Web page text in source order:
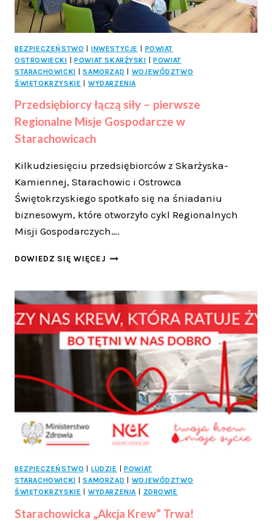
BEZPIECZEŃSTWO | INWESTYCJE | POWIAT
OSTROWIECKI | POWIAT SKARŻYSKI | POWIAT
STARACHOWICKI | SAMORZĄD | WOJEWÓDZTWO
ŚWIĘTOKRZYSKIE | WYDARZENIA
Przedsiębiorcy łączą siły – pierwsze
Regionalne Misje Gospodarcze w
Starachowicach
Kilkudziesięciu przedsiębiorców z Skarżyska-
Kamiennej, Starachowic i Ostrowca
Świętokrzyskiego spotkało się na śniadaniu
biznesowym, które otworzyło cykl Regionalnych
Misji Gospodarczych….
DOWIEDZ SIĘ WIĘCEJ PRZEDSIĘBIORCY
–
PIERWSZE
REGIONALNE
MISJE
GOSPODARCZE
W
STARACHOWICACH
BEZPIECZEŃSTWO LUDZIE
POWIAT
STARACHOWICKI
SAMORZĄD
WOJEWÓDZTWO
ŚWIĘTOKRZYSKIE
WYDARZENIA ZDROWIE
Starachowicka „Akcja Krew” Trwa!